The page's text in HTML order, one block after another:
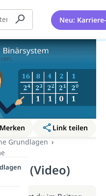
Neu:
Merken
Link teilen
Grundlagen
(Video)